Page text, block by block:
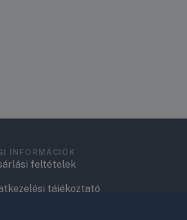
INFORMÁCIÓK
feltételek
tájékoztató